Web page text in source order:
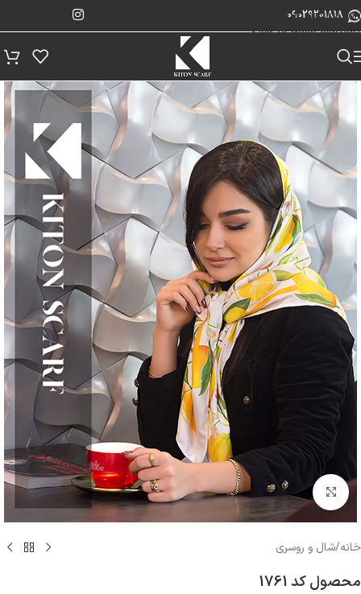
Skip to navigation
Skip to main content
09029201818
بزرگنمایی تصویر
خانه/شال و روسری
محصول کد 1761